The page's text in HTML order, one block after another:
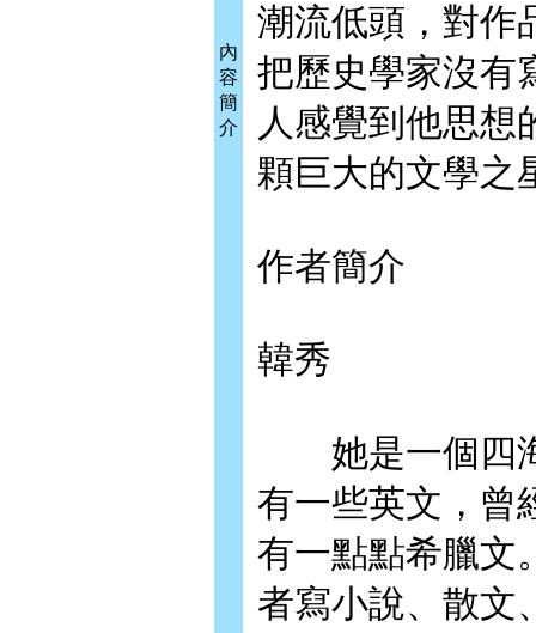
內
容
簡
介
潮流低頭，對作
把歷史學家沒有
人感覺到他思想
顆巨大的文學之
作者簡介
韓秀
她是一個四海
有一些英文，曾
有一點點希臘文
者寫小說、散文